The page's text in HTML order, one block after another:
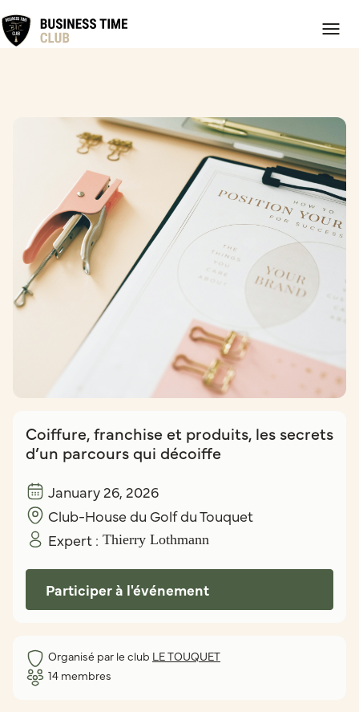
Coiffure, franchise et produits, les secrets
d’un parcours qui décoiffe
January 26, 2026
Club-House du Golf du Touquet
Expert : Thierry Lothmann
Participer à l'événement
Organisé par le club LE TOUQUET
14 membres